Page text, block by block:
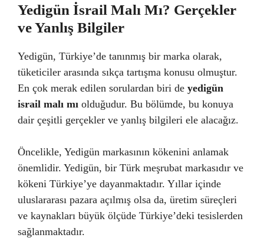
Yedigün İsrail Malı Mı? Gerçekler
ve Yanlış Bilgiler
Yedigün, Türkiye’de tanınmış bir marka olarak,
tüketiciler arasında sıkça tartışma konusu olmuştur.
En çok merak edilen sorulardan biri de yedigün
israil malı mı olduğudur. Bu bölümde, bu konuya
dair çeşitli gerçekler ve yanlış bilgileri ele alacağız.
Öncelikle, Yedigün markasının kökenini anlamak
önemlidir. Yedigün, bir Türk meşrubat markasıdır ve
kökeni Türkiye’ye dayanmaktadır. Yıllar içinde
uluslararası pazara açılmış olsa da, üretim süreçleri
ve kaynakları büyük ölçüde Türkiye’deki tesislerden
sağlanmaktadır.